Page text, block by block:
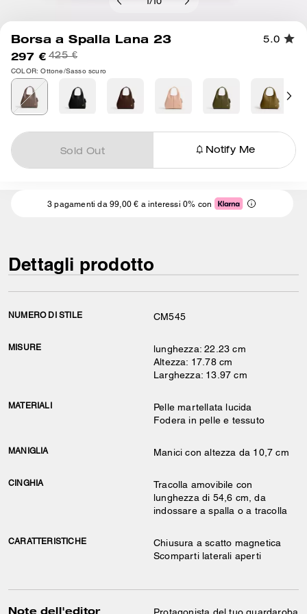
/ 10
Borsa a Spalla Lana 23 5.0
297 € 425 €
COLOR: Ottone/Sasso scuro
Sold Out Notify Me
3 pagamenti da 99,00 € a interessi 0% con
Dettagli prodotto
NUMERO DI STILE CM545
MISURE
lunghezza: 22.23 cm
Altezza: 17.78 cm
Larghezza: 13.97 cm
MATERIALI
Pelle martellata lucida
Fodera in pelle e tessuto
MANIGLIA Manici con altezza da 10,7 cm
CINGHIA
Tracolla amovibile con
lunghezza di 54,6 cm, da
indossare a spalla o a tracolla
CARATTERISTICHE
Chiusura a scatto magnetica
Scomparti laterali aperti
Note dell'editor